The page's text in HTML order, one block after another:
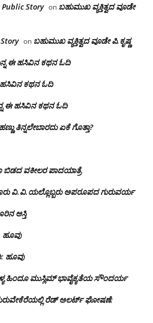
Public Story on ಬಹುಮುಖ ವ್ಯಕ್ತಿತ್ವದ ವೂಡೇ
on ಬಹುಮುಖ ವ್ಯಕ್ತಿತ್ವದ ವೂಡೇ ಪಿ.ಕೃಷ್ಣ
ಈ ಹಸಿವಿನ ಕಥನ ಓದಿ
ಹಸಿವಿನ ಕಥನ ಓದಿ
ಈ ಹಸಿವಿನ ಕಥನ ಓದಿ
ತಿನ್ನಲೇಬಾರದು ಏಕೆ ಗೊತ್ತಾ?
ಬಿಡದ ವಕೀಲರ ಪಾದಯಾತ್ರೆ
ವಿ.ವಿ.ಯಲ್ಲೊಬ್ಬರು ಅಪರೂಪದ ಗುರುವರ್ಯ
ಆಸ್ತಿ
ಹೂವು
ಹಿಂದೂ ಮುಸ್ಲಿಮ್ ಭಾವೈಕ್ಯತೆಯ ಸೌಂದರ್ಯ
ರೆಡ್ ಅಲರ್ಟ್ ಘೋಷಣೆ: